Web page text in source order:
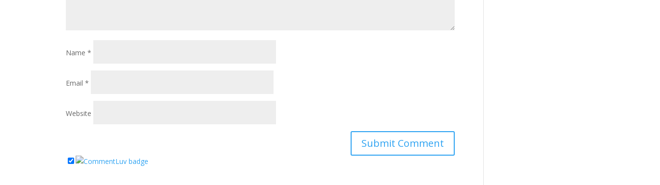
Name*
Email*
Website